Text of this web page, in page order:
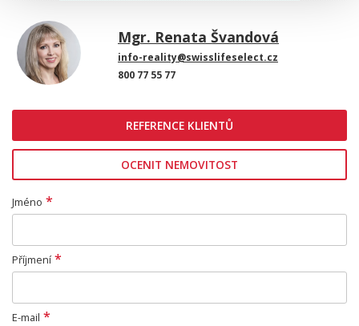
Mgr. Renata Švandová
info-reality@swisslifeselect.cz
800 77 55 77
REFERENCE KLIENTŮ
OCENIT NEMOVITOST
Jméno *
Příjmení *
E-mail *